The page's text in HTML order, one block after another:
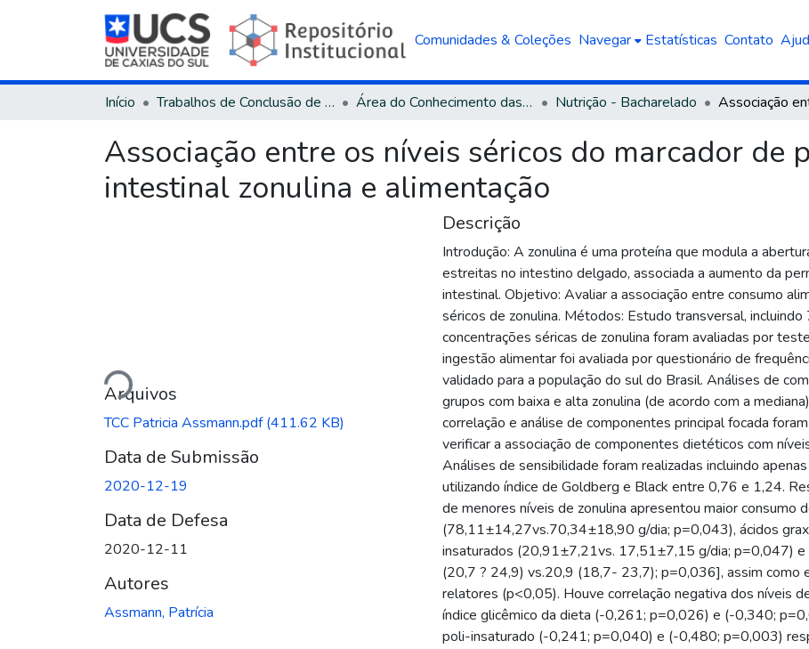
Comunidades & Coleções Navegar Estatísticas Contato
Início Trabalhos de Conclusão de Curso Área do Conhecimento das Ciências da Saúde Nutrição - Bacharelado
Associação entre os níveis séricos do marcador de
intestinal zonulina e alimentação
Carregando...
Arquivos
TCC Patricia Assmann.pdf(411.62 KB)
Data de Submissão
2020-12-19
Data de Defesa
2020-12-11
Autores
Assmann, Patrícia
Descrição
Introdução: A zonulina é uma proteína que modula a
estreitas no intestino delgado, associada a aumento da
intestinal. Objetivo: Avaliar a associação entre consumo
séricos de zonulina. Métodos: Estudo transversal,
concentrações séricas de zonulina foram avaliadas por
ingestão alimentar foi avaliada por questionário de
validado para a população do sul do Brasil. Análises de
grupos com baixa e alta zonulina (de acordo com a
correlação e análise de componentes principal focada
verificar a associação de componentes dietéticos com
Análises de sensibilidade foram realizadas incluindo
utilizando índice de Goldberg e Black entre 0,76 e 1,24.
de menores níveis de zonulina apresentou maior consumo
(78,11±14,27vs.70,34±18,90 g/dia; p=0,043), ácidos
insaturados (20,91±7,21vs. 17,51±7,15 g/dia; p=0,047)
(20,7 ? 24,9) vs.20,9 (18,7- 23,7); p=0,036], assim como
relatores (p<0,05). Houve correlação negativa dos níveis
índice glicêmico da dieta (-0,261; p=0,026) e (-0,340;
poli-insaturado (-0,241; p=0,040) e (-0,480; p=0,003)